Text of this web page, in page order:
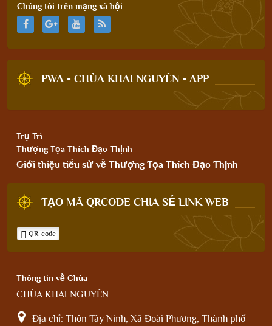
Chúng tôi trên mạng xã hội
PWA - CHÙA KHAI NGUYÊN - APP
Trụ Trì
Thượng Tọa Thích Đạo Thịnh
Giới thiệu tiểu sử về Thượng Tọa Thích Đạo Thịnh
TẠO MÃ QRCODE CHIA SẺ LINK WEB
QR-code
Thông tin về Chùa
CHÙA KHAI NGUYÊN
Địa chỉ: Thôn Tây Ninh, Xã Đoài Phương, Thành phố